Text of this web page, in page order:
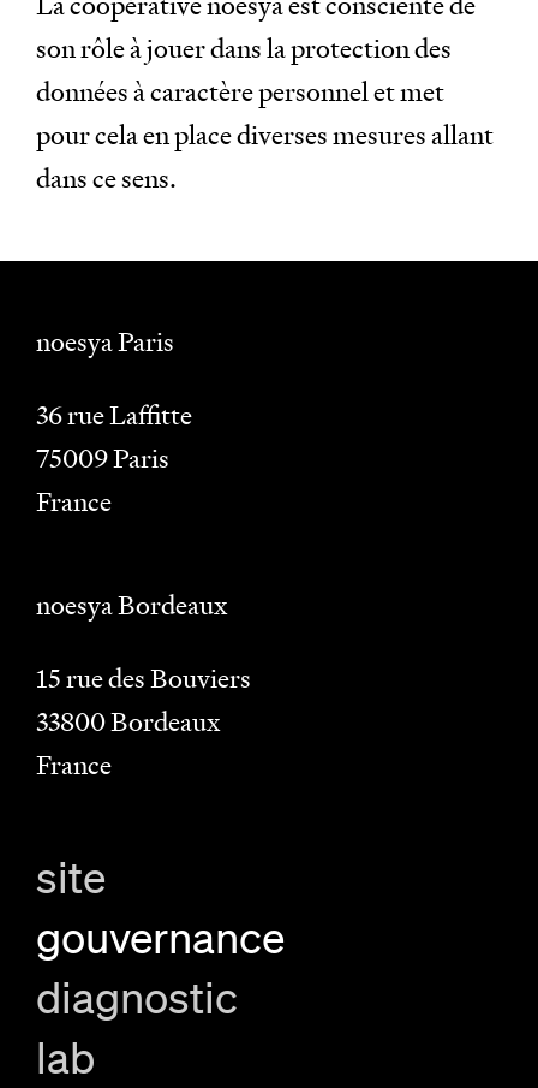
son rôle à jouer dans la protection des
données à caractère personnel et met
pour cela en place diverses mesures allant
dans ce sens.
noesya Paris
36 rue Laffitte
75009Paris
France
noesya Bordeaux
15 rue des Bouviers
33800Bordeaux
France
site
gouvernance
diagnostic
lab